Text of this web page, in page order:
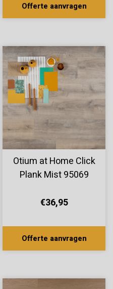
Offerte aanvragen
Otium at Home Click
Plank Mist 95069
€36,95
Offerte aanvragen